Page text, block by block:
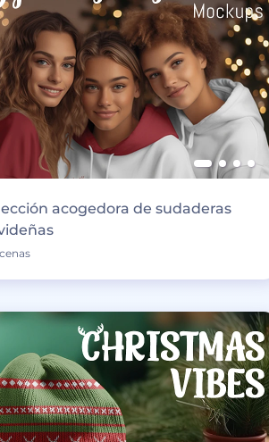
acogedora de sudaderas